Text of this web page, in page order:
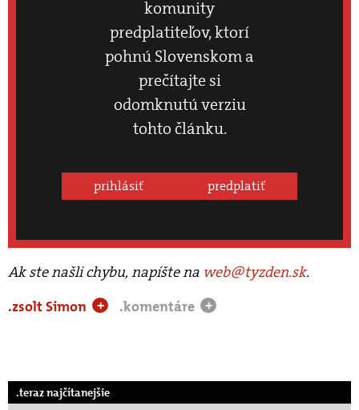
komunity
predplatiteľov, ktorí
pohnú Slovenskom a
prečítajte si
odomknutú verziu
tohto článku.
prihlásiť predplatiť
Ak ste našli chybu, napíšte na web@tyzden.sk.
.zsolt Simon
+ .komentáre +
.teraz najčítanejšie